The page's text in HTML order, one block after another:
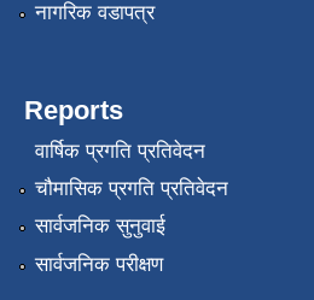
नागरिक वडापत्र
Reports
वार्षिक प्रगति प्रतिवेदन
चौमासिक प्रगति प्रतिवेदन
सार्वजनिक सुनुवाई
सार्वजनिक परीक्षण